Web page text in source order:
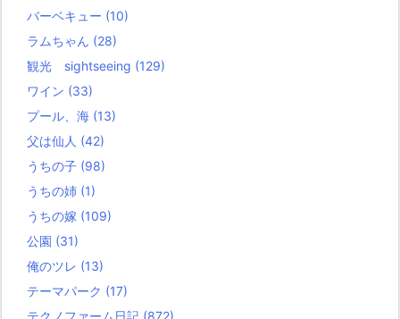
バーベキュー (10)
ラムちゃん (28)
観光 sightseeing (129)
ワイン (33)
プール、海 (13)
父は仙人 (42)
うちの子 (98)
うちの姉 (1)
うちの嫁 (109)
公園 (31)
俺のツレ (13)
テーマパーク (17)
テクノファーム日記 (872)